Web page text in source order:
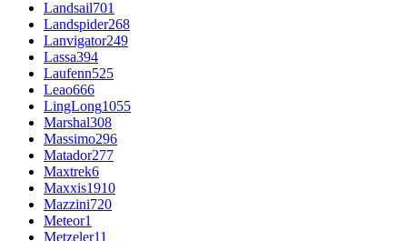
Landsail701
Landspider268
Lanvigator249
Lassa394
Laufenn525
Leao666
LingLong1055
Marshal308
Massimo296
Matador277
Maxtrek6
Maxxis1910
Mazzini720
Meteor1
Metzeler11